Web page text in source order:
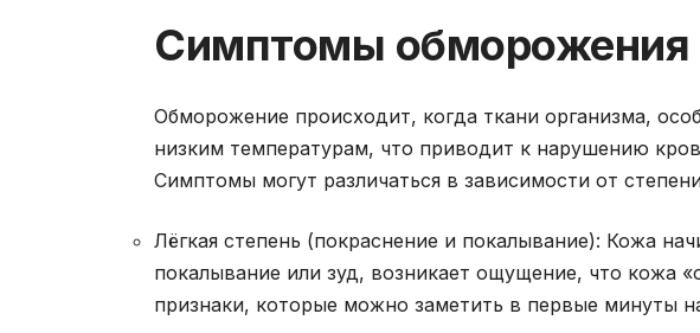
Симптомы обморожения
Обморожение происходит, когда ткани организма,
низким температурам, что приводит к нарушению
Симптомы могут различаться в зависимости от
Лёгкая степень (покраснение и покалывание): Кожа
покалывание или зуд, возникает ощущение, что кожа
признаки, которые можно заметить в первые минуты